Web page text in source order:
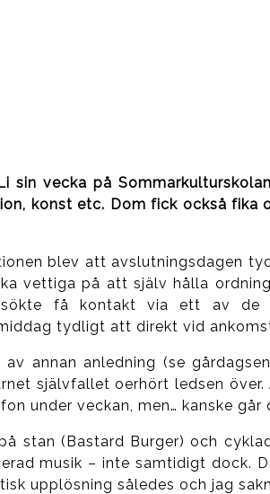
sin vecka på
konst etc. Dom fick också
blev att avslutningsdagen
vettiga på att själv hålla
få kontakt via ett av
tydligt att direkt vid
annan anledning (se
självfallet oerhört ledsen
under veckan, men… kanske
stan (Bastard Burger) och
musik – inte samtidigt dock.
upplösning således och jag